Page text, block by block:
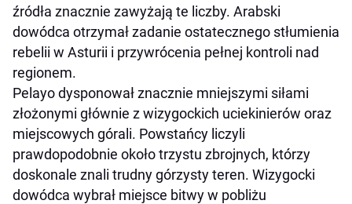
źródła znacznie zawyżają te liczby. Arabski
dowódca otrzymał zadanie ostatecznego stłumienia
rebelii w Asturii i przywrócenia pełnej kontroli nad
regionem.
Pelayo dysponował znacznie mniejszymi siłami
złożonymi głównie z wizygockich uciekinierów oraz
miejscowych górali. Powstańcy liczyli
prawdopodobnie około trzystu zbrojnych, którzy
doskonale znali trudny górzysty teren. Wizygocki
dowódca wybrał miejsce bitwy w pobliżu